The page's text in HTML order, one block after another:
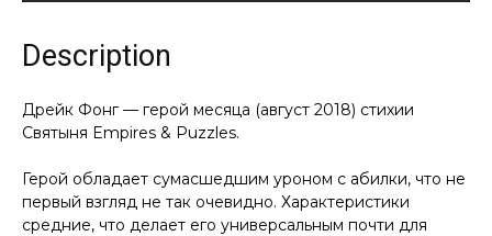
Description
Дрейк Фонг — герой месяца (август 2018) стихии
Святыня Empires & Puzzles.
Герой обладает сумасшедшим уроном с абилки, что не
первый взгляд не так очевидно. Характеристики
средние, что делает его универсальным почти для